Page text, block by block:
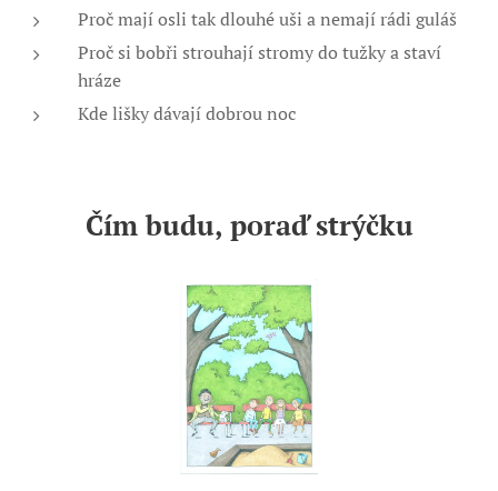
Proč mají osli tak dlouhé uši a nemají rádi guláš
Proč si bobři strouhají stromy do tužky a staví
hráze
Kde lišky dávají dobrou noc
Čím budu, poraď strýčku